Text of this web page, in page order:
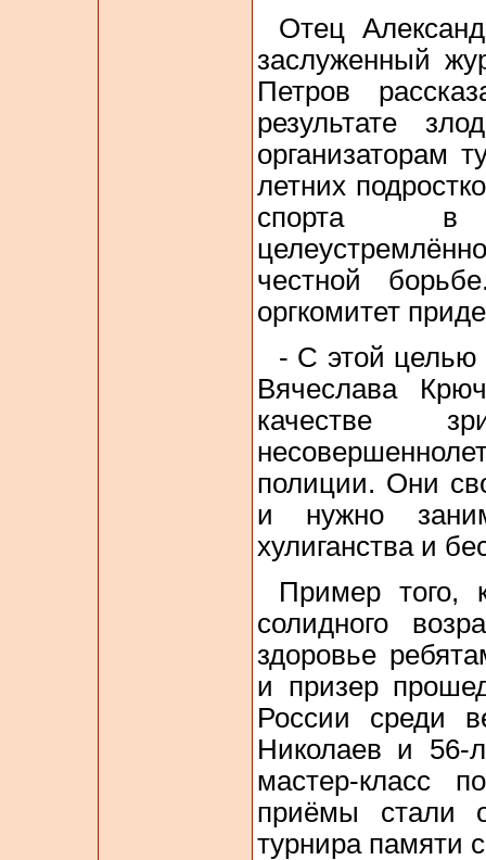
Отец
заслуженный
Петров
результате
организаторам
летних
спорта в
честной
оргкомитет
- С этой
Вячеслава
качестве
полиции. Они
и нужно
хулиганства и
Пример того,
солидного
здоровье
и призер
России среди
Николаев и 56-
мастер-класс
приёмы стали
турнира памяти